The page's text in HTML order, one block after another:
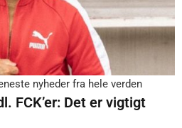
nyheder fra hele verden
FCK’er: Det er vigtigt